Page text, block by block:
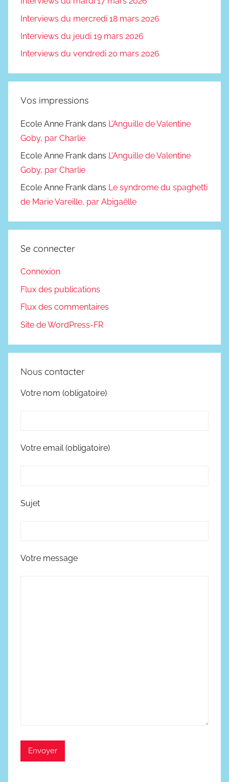
Interviews du mercredi 18 mars 2026
Interviews du jeudi 19 mars 2026
Interviews du vendredi 20 mars 2026
Vos impressions
Ecole Anne Frank dans L’Anguille de Valentine
Goby, par Charlie
Ecole Anne Frank dans L’Anguille de Valentine
Goby, par Charlie
Ecole Anne Frank dans Le syndrome du spaghetti
de Marie Vareille, par Abigaëlle
Se connecter
Connexion
Flux des publications
Flux des commentaires
Site de WordPress-FR
Nous contacter
Votre nom (obligatoire)
Votre email (obligatoire)
Sujet
Votre message